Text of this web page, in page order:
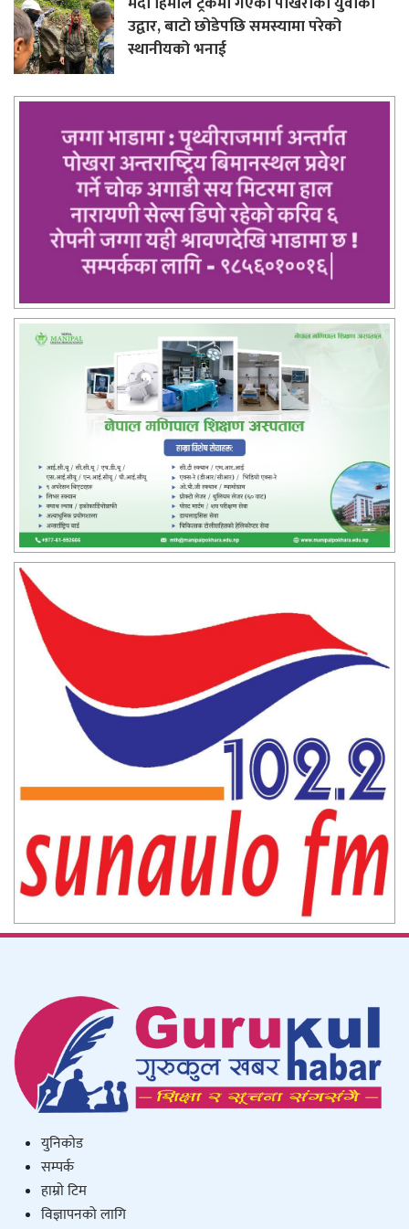
उद्वार, बाटो छोडेपछि समस्यामा परेको
स्थानीयको भनाई
युनिकाेड
सम्पर्क
हाम्राे टिम
विज्ञापनको लागि